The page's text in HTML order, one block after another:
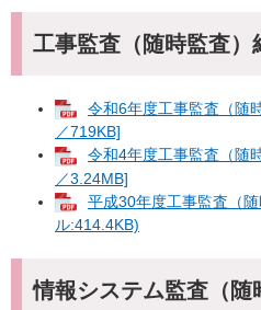
工事監査（随時監査）
令和6年度工事監査（随
／719KB]
令和4年度工事監査（随
／3.24MB]
平成30年度工事監査（
ル:414.4KB)
情報システム監査（随